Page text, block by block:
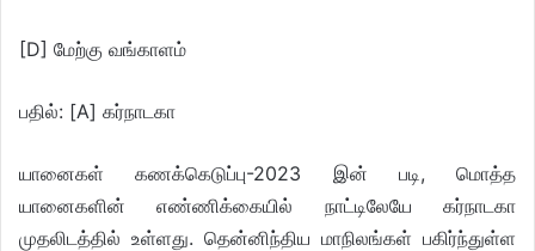
[D] மேற்கு வங்காளம்
பதில்: [A] கர்நாடகா
யானைகள் கணக்கெடுப்பு-2023 இன் படி, மொத்த
யானைகளின் எண்ணிக்கையில் நாட்டிலேயே கர்நாடகா
முதலிடத்தில் உள்ளது. தென்னிந்திய மாநிலங்கள் பகிர்ந்துள்ள